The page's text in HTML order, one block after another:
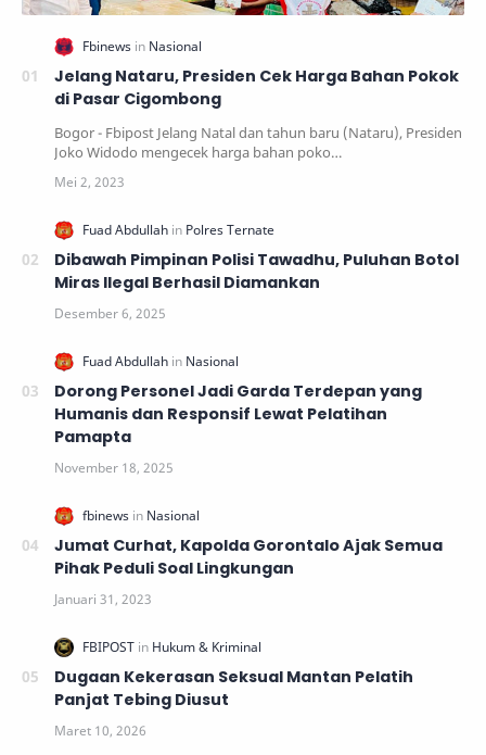
Jelang Nataru, Presiden Cek Harga Bahan Pokok
di Pasar Cigombong
Bogor - Fbipost Jelang Natal dan tahun baru (Nataru), Presiden
Joko Widodo mengecek harga bahan poko…
Dibawah Pimpinan Polisi Tawadhu, Puluhan Botol
Miras Ilegal Berhasil Diamankan
Dorong Personel Jadi Garda Terdepan yang
Humanis dan Responsif Lewat Pelatihan
Pamapta
Jumat Curhat, Kapolda Gorontalo Ajak Semua
Pihak Peduli Soal Lingkungan
Dugaan Kekerasan Seksual Mantan Pelatih
Panjat Tebing Diusut